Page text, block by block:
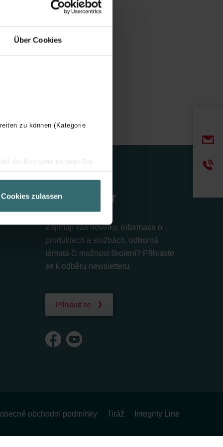
Über Cookies
zu können (Kategorie
der Kategorie nehmen Sie
Informationen
über einen Link in der
Cookies zulassenNewsletter
Zajímají vás novinky, informace o
produktech a službách, odborná
témata či možnost školení? Přihlaste
se k odběru newsletteru.
Přihlásit se
obchodní podmínky Tiráž Integrity Line